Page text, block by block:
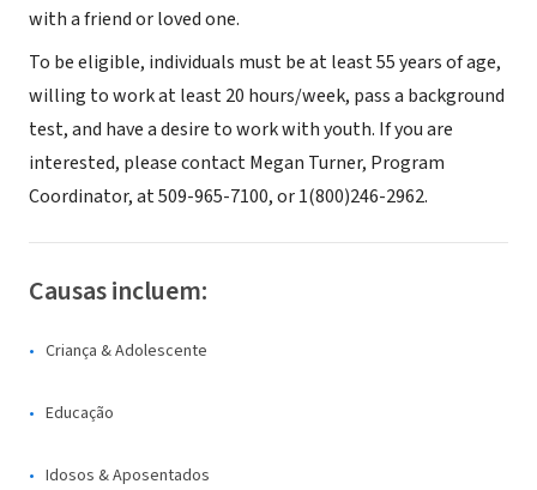
with a friend or loved one.
To be eligible, individuals must be at least 55 years of age,
willing to work at least 20 hours/week, pass a background
test, and have a desire to work with youth. If you are
interested, please contact Megan Turner, Program
Coordinator, at 509-965-7100, or 1(800)246-2962.
Causas incluem:
Criança & Adolescente
Educação
Idosos & Aposentados